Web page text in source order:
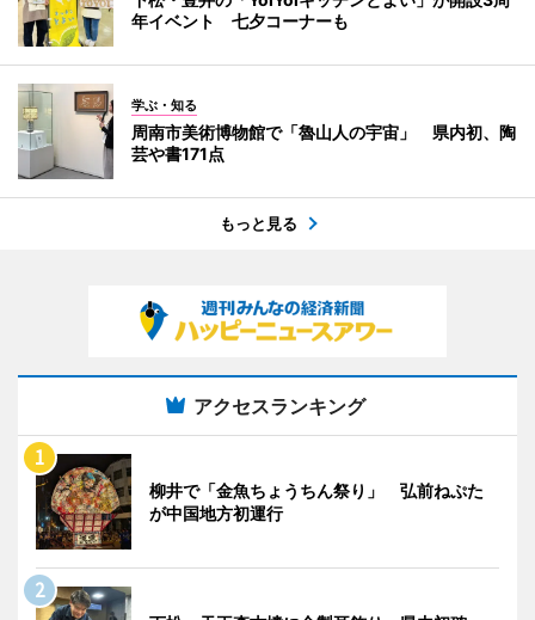
年イベント 七夕コーナーも
学ぶ・知る
周南市美術博物館で「魯山人の宇宙」 県内初、陶
芸や書171点
もっと見る
アクセスランキング
柳井で「金魚ちょうちん祭り」 弘前ねぷた
が中国地方初運行